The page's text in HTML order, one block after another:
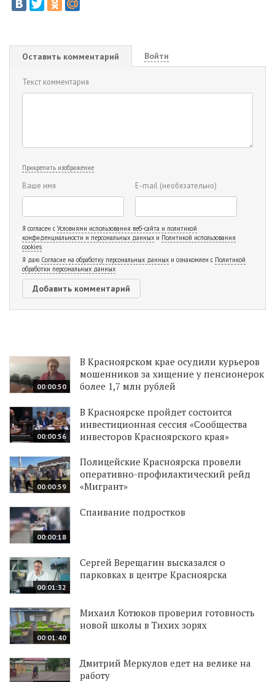
Оставить комментарий Войти
Текст комментария
Прикрепить изображение
Ваше имя E-mail (необязательно)
Я согласен с Условиями использования веб-сайта и политикой
конфиденциальности и персональных данных и Политикой использования
cookies
Я даю Согласие на обработку персональных данных и ознакомлен с Политикой
обработки персональных данных
00:00:50
В Красноярском крае осудили курьеров
мошенников за хищение у пенсионерок
более 1,7 млн рублей
00:00:56
В Красноярске пройдет состоится
инвестиционная сессия «Сообщества
инвесторов Красноярского края»
00:00:59
Полицейские Красноярска провели
оперативно-профилактический рейд
«Мигрант»
00:00:18
Спаивание подростков
00:01:32
Сергей Верещагин высказался о
парковках в центре Красноярска
00:01:40
Михаил Котюков проверил готовность
новой школы в Тихих зорях
Дмитрий Меркулов едет на велике на
работу